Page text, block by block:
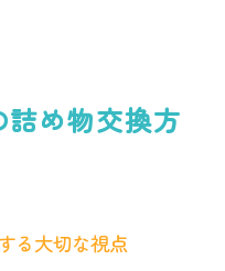
め物交換方
る大切な視点